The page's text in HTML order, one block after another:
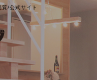
/公式サイト